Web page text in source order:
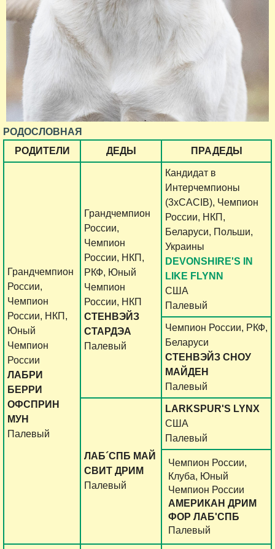
РОДОСЛОВНАЯ
РОДИТЕЛИ
ДЕДЫ ПРАДЕДЫ
Грандчемпион
России,
Чемпион
России, НКП,
Юный
Чемпион
России
ЛАБРИ
БЕРРИ
ОФСПРИН
МУН
Палевый
Грандчемпион
России,
Чемпион
России, НКП,
РКФ, Юный
Чемпион
России, НКП
СТЕНВЭЙЗ
СТАРДЭА
Палевый
Кандидат в
Интерчемпионы
(3хCACIB), Чемпион
России, НКП,
Беларуси, Польши,
Украины
DEVONSHIRE'S IN
LIKE FLYNN
США
Палевый
Чемпион России, РКФ,
Беларуси
СТЕНВЭЙЗ СНОУ
МАЙДЕН
Палевый
ЛАБ´СПБ МАЙ
СВИТ ДРИМ
Палевый
LARKSPUR'S LYNX
США
Палевый
Чемпион России,
Клуба, Юный
Чемпион России
АМЕРИКАН ДРИМ
ФОР ЛАБ'СПБ
Палевый